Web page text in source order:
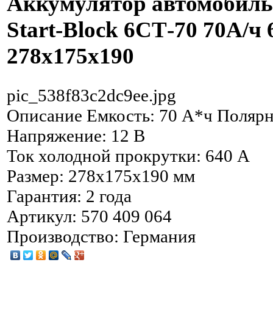
Start-Block 6СТ-70 70А/ч
278x175x190
pic_538f83c2dc9ee.jpg
Описание Емкость: 70 А*ч
Напряжение: 12 В
Ток холодной прокрутки: 640 А
Размер: 278x175x190 мм
Гарантия: 2 года
Артикул: 570 409 064
Производство: Германия